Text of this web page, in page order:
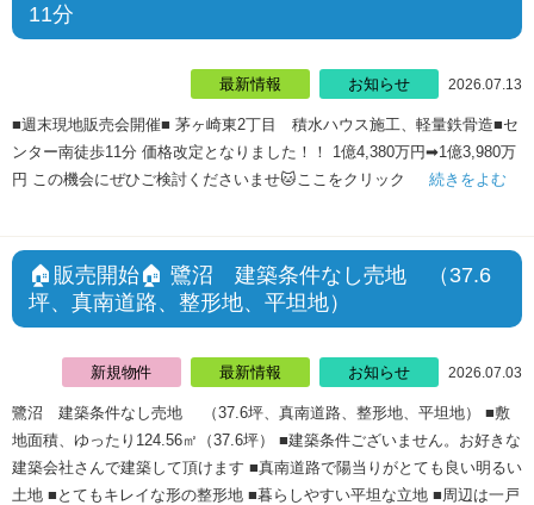
11分
最新情報 お知らせ 2026.07.13
■週末現地販売会開催■ 茅ヶ崎東2丁目 積水ハウス施工、軽量鉄骨造■セ
ンター南徒歩11分 価格改定となりました！！ 1億4,380万円➡1億3,980万
円 この機会にぜひご検討くださいませ🐱ここをクリック
続きをよむ
🏠販売開始🏠 鷺沼 建築条件なし売地 （37.6
坪、真南道路、整形地、平坦地）
新規物件 最新情報 お知らせ 2026.07.03
鷺沼 建築条件なし売地 （37.6坪、真南道路、整形地、平坦地） ■敷
地面積、ゆったり124.56㎡（37.6坪） ■建築条件ございません。お好きな
建築会社さんで建築して頂けます ■真南道路で陽当りがとても良い明るい
土地 ■とてもキレイな形の整形地 ■暮らしやすい平坦な立地 ■周辺は一戸